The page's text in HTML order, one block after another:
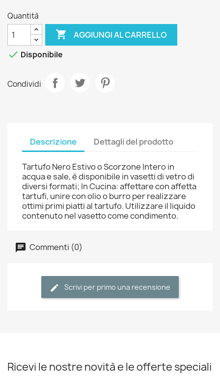
Quantità
 AGGIUNGI AL CARRELLO
 Disponibile
Condividi
Descrizione Dettagli del prodotto
Tartufo Nero Estivo o Scorzone Intero in
acqua e sale, è disponibile in vasetti di vetro di
diversi formati; In Cucina: affettare con affetta
tartufi, unire con olio o burro per realizzare
ottimi primi piatti al tartufo. Utilizzare il liquido
contenuto nel vasetto come condimento.
Commenti (0)
Scrivi per primo una recensione
Ricevi le nostre novità e le offerte speciali